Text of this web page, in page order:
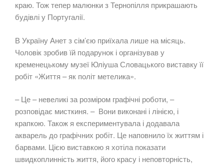
краю. Тож тепер малюнки з Тернопілля прикрашають
будівлі у Португалії.
В Україну Анет з сім’єю приїхала лише на місяць.
Чоловік зробив їй подарунок і організував у
кременецькому музеї Юліуша Словацького виставку її
робіт «Життя – як політ метелика».
– Це – невеликі за розміром графічні роботи, –
розповідає мисткиня. – Вони виконані і лінією, і
крапкою. Також я експериментувала і додавала
акварель до графічних робіт. Це наповнило їх життям і
барвами. Цією виставкою я хотіла показати
швидкоплинність життя, його красу і неповторність,